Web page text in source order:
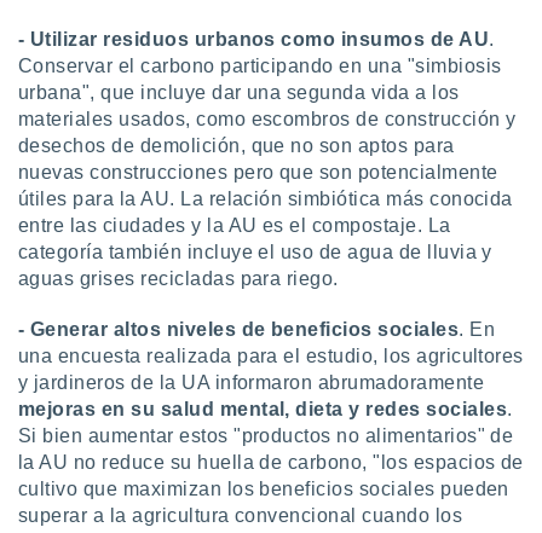
- Utilizar residuos urbanos como insumos de AU.
Conservar el carbono participando en una "simbiosis
urbana", que incluye dar una segunda vida a los
materiales usados, como escombros de construcción y
desechos de demolición, que no son aptos para
nuevas construcciones pero que son potencialmente
útiles para la AU. La relación simbiótica más conocida
entre las ciudades y la AU es el compostaje. La
categoría también incluye el uso de agua de lluvia y
aguas grises recicladas para riego.
- Generar altos niveles de beneficios sociales. En
una encuesta realizada para el estudio, los agricultores
y jardineros de la UA informaron abrumadoramente
mejoras en su salud mental, dieta y redes sociales.
Si bien aumentar estos "productos no alimentarios" de
la AU no reduce su huella de carbono, "los espacios de
cultivo que maximizan los beneficios sociales pueden
superar a la agricultura convencional cuando los